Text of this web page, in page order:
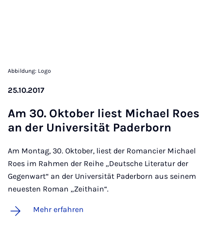
Abbildung: Logo
25.10.2017
Am 30. Ok­to­ber liest Mi­cha­el Ro­es
an der Uni­ver­si­tät Pa­der­born
Am Montag, 30. Oktober, liest der Romancier Michael
Roes im Rahmen der Reihe „Deutsche Literatur der
Gegenwart“ an der Universität Paderborn aus seinem
neuesten Roman „Zeithain“.
Mehr erfahren